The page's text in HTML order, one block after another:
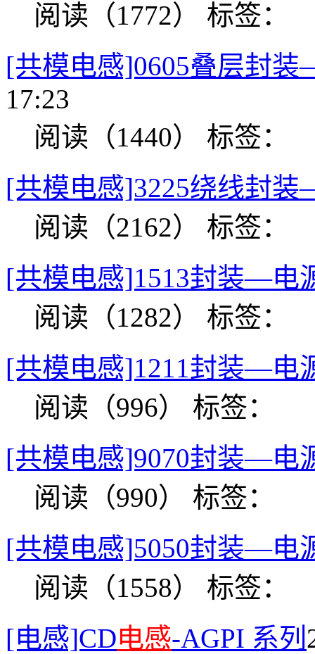
阅读（1772） 标签：
[共模电感]0605叠层封
17:23
阅读（1440） 标签：
[共模电感]3225绕线封
阅读（2162） 标签：
[共模电感]1513封装—电
阅读（1282） 标签：
[共模电感]1211封装—电
阅读（996） 标签：
[共模电感]9070封装—电
阅读（990） 标签：
[共模电感]5050封装—电
阅读（1558） 标签：
[电感]CD电感-AGPI 系列